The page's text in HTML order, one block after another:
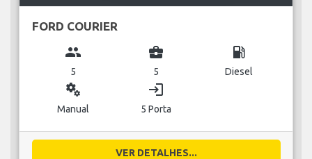
FORD COURIER
group
5
business_center
5
local_gas_station
Diesel
miscellaneous_services
Manual
login
5 Porta
VER DETALHES...